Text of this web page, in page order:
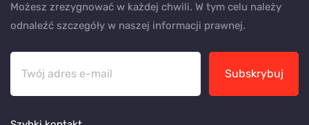
Możesz zrezygnować w każdej chwili. W tym celu należy
odnaleźć szczegóły w naszej informacji prawnej.
Subskrybuj